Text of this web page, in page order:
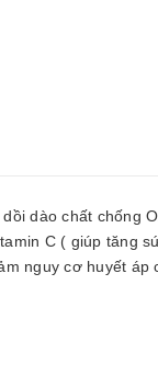
dào chất chống
C ( giúp tăng
nguy cơ huyết áp